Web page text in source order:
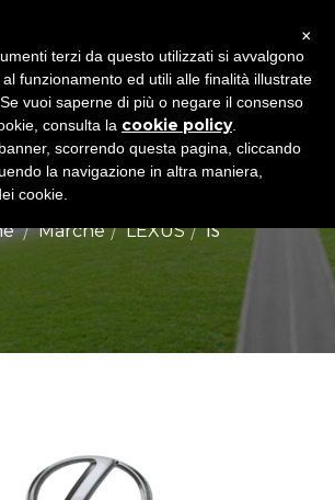
IS
Marche LEXUS IS
×
terzi da questo utilizzati si avvalgono
funzionamento ed utili alle finalità illustrate
vuoi saperne di più o negare il consenso
consulta la cookie policy.
scorrendo questa pagina, cliccando
la navigazione in altra maniera,
cookie.